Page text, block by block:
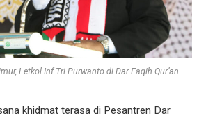
Letkol Inf Tri Purwanto di Dar Faqih Qur’an.
khidmat terasa di Pesantren Dar